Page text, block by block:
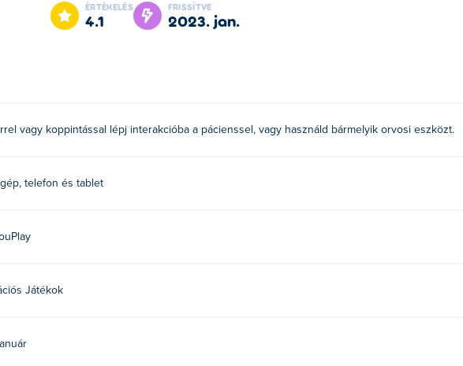
ÉRTÉKELÉS
4.1
FRISSÍTVE
2023. jan.
vagy koppintással lépj interakcióba a pácienssel, vagy használd bármelyik orvosi eszközt.
telefon és tablet
Játékok